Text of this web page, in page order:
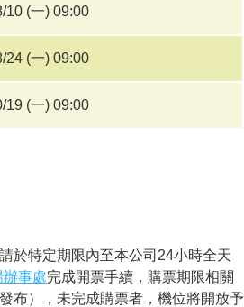
10 (一) 09:00
24 (一) 09:00
19 (一) 09:00
於特定期限內至本公司24小時全天
事處完成開票手續，購票期限相關
布），未完成購票者，機位將開放予